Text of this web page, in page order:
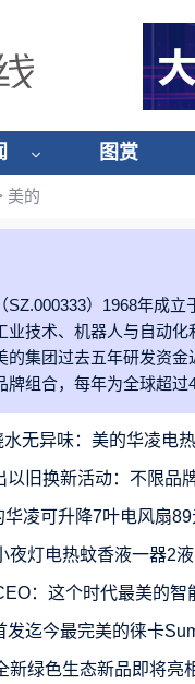
图赏
美的
SZ.000333）1968年成
业技术、机器人与自动
的集团过去五年研发资
牌组合，每年为全球超
无异味：美的华凌电
以旧换新活动：不限品
凌可升降7叶电风扇
夜灯电热蚊香液一器2
：这个时代最美的智
发迄今最完美的徕卡
新绿色生态新品即将亮